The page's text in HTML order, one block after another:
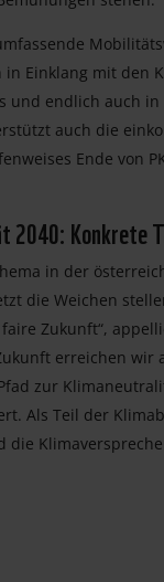
Einklang mit den
und endlich auch
auch die
Ende von
2040:
in der
die Weichen
Zukunft“,
erreichen
zur
Als Teil der
die